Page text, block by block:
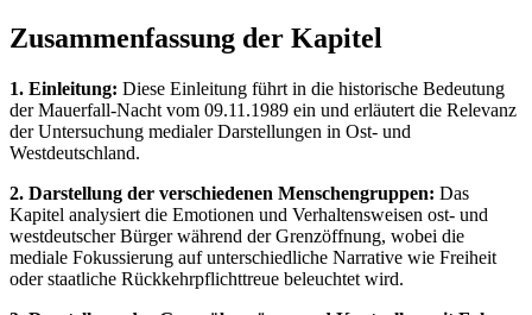
Zusammenfassung der Kapitel
1. Einleitung: Diese Einleitung führt in die historische Bedeutung
der Mauerfall-Nacht vom 09.11.1989 ein und erläutert die Relevanz
der Untersuchung medialer Darstellungen in Ost- und
Westdeutschland.
2. Darstellung der verschiedenen Menschengruppen: Das
Kapitel analysiert die Emotionen und Verhaltensweisen ost- und
westdeutscher Bürger während der Grenzöffnung, wobei die
mediale Fokussierung auf unterschiedliche Narrative wie Freiheit
oder staatliche Rückkehrpflichttreue beleuchtet wird.